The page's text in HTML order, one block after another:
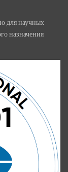
для научных
назначения